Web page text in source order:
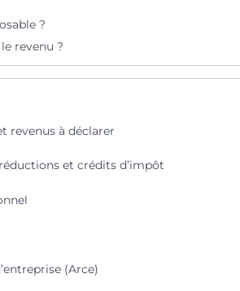
?
revenu ?
revenus à déclarer
et crédits d’impôt
(Arce)